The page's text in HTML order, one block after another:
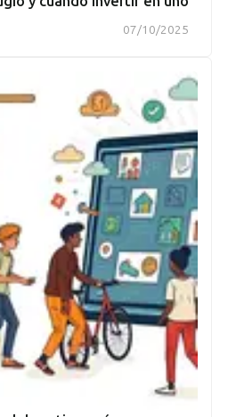
07/10/2025